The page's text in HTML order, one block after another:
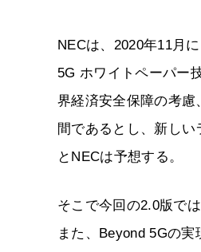
NECは、2020年11月
5G ホワイトペーパー
界経済安全保障の考
間であるとし、新し
とNECは予想する。
そこで今回の2.0版で
また、Beyond 5Gの